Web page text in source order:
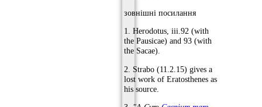
зовнішні посилання
1. Herodotus, iii.92 (with
the Pausicae) and 93 (with
the Sacae).
2. Strabo (11.2.15) gives a
lost work of Eratosthenes as
his source.